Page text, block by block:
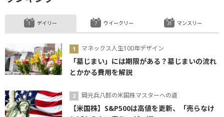
デイリー
マネックス人生100年デザイン
「墓じまい」には期限がある？墓じまいの流れ
とかかる費用を解説
岡元兵八郎の米国株マスターへの道
【米国株】S&P500は高値を更新、「売らなけ
ウイークリー マンスリー